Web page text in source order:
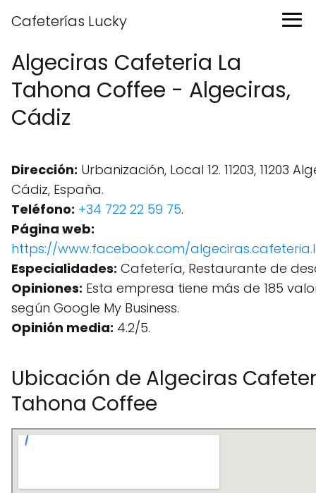
Cafeterías Lucky
Algeciras Cafeteria La
Tahona Coffee - Algeciras,
Cádiz
Dirección: Urbanización, Local 12. 11203, 11203
Cádiz, España.
Teléfono: +34 722 22 59 75.
Página web:
https://www.facebook.com/
Especialidades: Cafetería, Restaurante de
Opiniones: Esta empresa tiene más de 185
según Google My Business.
Opinión media: 4.2/5.
Ubicación de Algeciras
Tahona Coffee